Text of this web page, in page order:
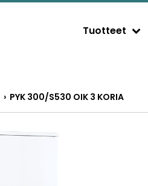
Tuotteet
› PYK 300/S530 OIK 3 KORIA